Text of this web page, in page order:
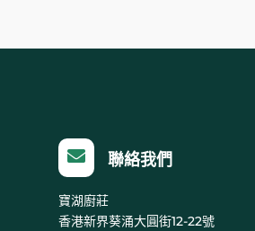
 聯絡我們
寶湖廚莊
香港新界葵涌大圓街12-22號